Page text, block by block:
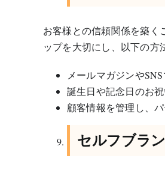
お客様との信頼関係を築く
ップを大切にし、以下の方
メールマガジンや
誕生日や記念日のお
顧客情報を管理し、
セルフブラ